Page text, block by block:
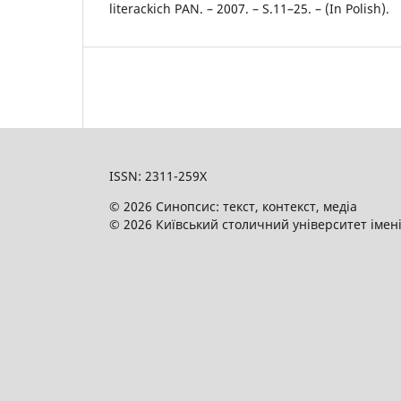
literackich PAN. – 2007. – S.11–25. – (In Polish).
ISSN: 2311-259X
© 2026 Синопсис: текст, контекст, медіа
© 2026 Київський столичний університет